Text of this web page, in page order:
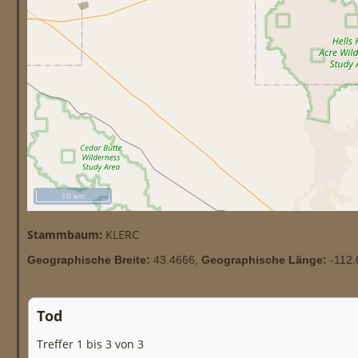
10 km
Stammbaum: KLERC
Geographische Breite: 43.4666, Geographische Länge: -
Tod
Treffer 1 bis 3 von 3